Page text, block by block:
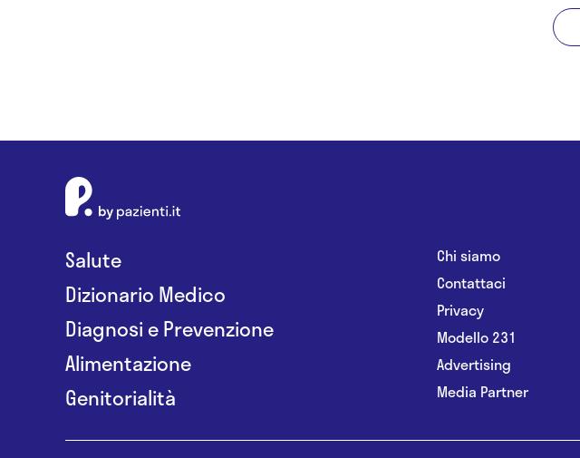
Salute
Dizionario Medico
Diagnosi e Prevenzione
Alimentazione
Genitorialità
Chi siamo
Contattaci
Privacy
Modello 231
Advertising
Media Partner